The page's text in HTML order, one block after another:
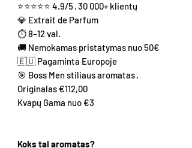
⭐⭐⭐⭐⭐ 4.9/5 · 30 000+ klientų
💎 Extrait de Parfum
⏱ 8–12 val.
🚚 Nemokamas pristatymas nuo 50€
🇪🇺 Pagaminta Europoje
🎯 Boss Men stiliaus aromatas ·
Originalas €112,00
Kvapų Gama nuo €3
Koks tai aromatas?